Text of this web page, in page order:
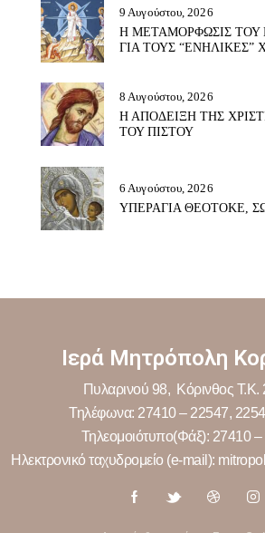
9 Αυγούστου, 2026
Η ΜΕΤΑΜΟΡΦΩΣΙΣ ΤΟΥ
ΓΙΑ ΤΟΥΣ “ΕΝΗΛΙΚΕΣ”
8 Αυγούστου, 2026
Η ΑΠΟΔΕΙΞΗ ΤΗΣ
ΤΟΥ ΠΙΣΤΟΥ
6 Αυγούστου, 2026
ΥΠΕΡΑΓΙΑ ΘΕΟΤΟΚΕ,
Ιερά Μητρόπολη
Πυλαρινού 98, Κόρινθος Τ.Κ.
Τηλέφωνα: 27410 – 22547,
Τηλεομοιότυπο(Φάξ): 27410
Ηλεκτρονικό ταχυδρομείο (e-mail):